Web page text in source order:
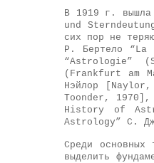
В 1919 г. вышла
und
сих пор не
Р. Бертело
“Astrologie”
(Frankfurt am
Нэйлор
Toonder,
History of
Astrology” С.
Среди основных
выделить